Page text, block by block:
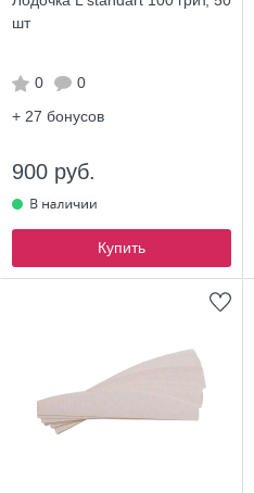
шт
0
0
+ 27 бонусов
900 руб.
Купить